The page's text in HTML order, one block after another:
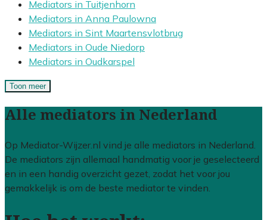
Mediators in Tuitjenhorn
Mediators in Anna Paulowna
Mediators in Sint Maartensvlotbrug
Mediators in Oude Niedorp
Mediators in Oudkarspel
Toon meer
Alle mediators in Nederland
Op Mediator-Wijzer.nl vind je alle mediators in Nederland.
De mediators zijn allemaal handmatig voor je geselecteerd
en in een handig overzicht gezet, zodat het voor jou
gemakkelijk is om de beste mediator te vinden.